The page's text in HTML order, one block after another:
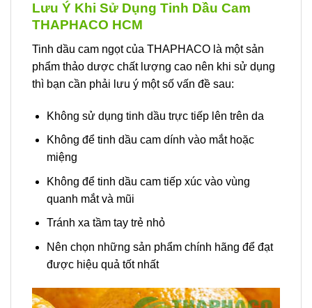
Lưu Ý Khi Sử Dụng Tinh Dầu Cam
THAPHACO HCM
Tinh dầu cam ngọt của THAPHACO là một sản
phẩm thảo dược chất lượng cao nên khi sử dụng
thì bạn cần phải lưu ý một số vấn đề sau:
Không sử dụng tinh dầu trực tiếp lên trên da
Không để tinh dầu cam dính vào mắt hoặc
miệng
Không để tinh dầu cam tiếp xúc vào vùng
quanh mắt và mũi
Tránh xa tầm tay trẻ nhỏ
Nên chọn những sản phẩm chính hãng để đạt
được hiệu quả tốt nhất